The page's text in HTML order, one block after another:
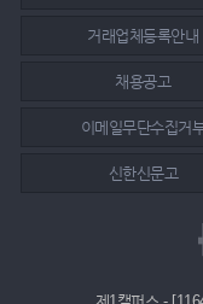
거래업체등록안내
채용공고
이메일무단수집거
신한신문고
제1캠퍼스 -